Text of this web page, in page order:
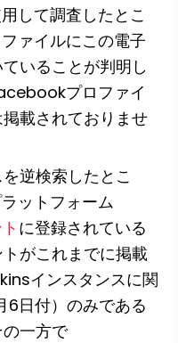
して調査したとこ
ァイルにこの電子
いることが判明し
プロファイ
載されておりませ
逆検索したとこ
ットフォーム
に登録されている
がこれまでに掲載
インスタンスに関
6日付）のみである
一方で